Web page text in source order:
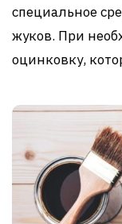
специальное
жуков. При
оцинковку,